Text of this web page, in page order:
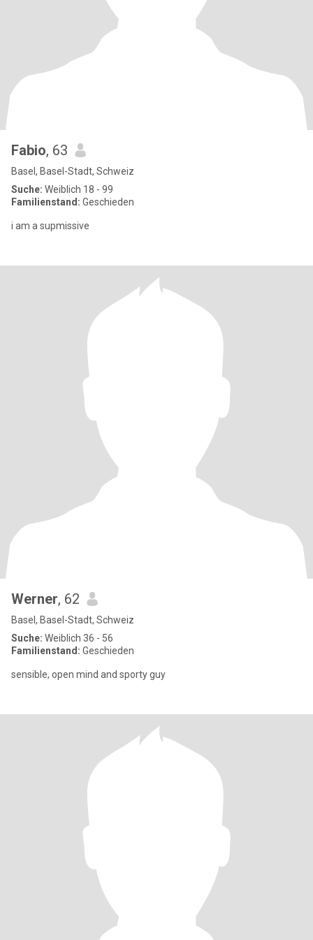
Fabio, 63
Basel, Basel-Stadt, Schweiz
Suche: Weiblich 18 - 99
Familienstand: Geschieden
i am a supmissive
Werner, 62
Basel, Basel-Stadt, Schweiz
Suche: Weiblich 36 - 56
Familienstand: Geschieden
sensible, open mind and sporty guy